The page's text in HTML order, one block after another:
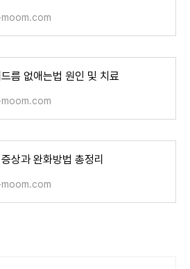
름 없애는법 원인 및 치료
상과 완화방법 총정리